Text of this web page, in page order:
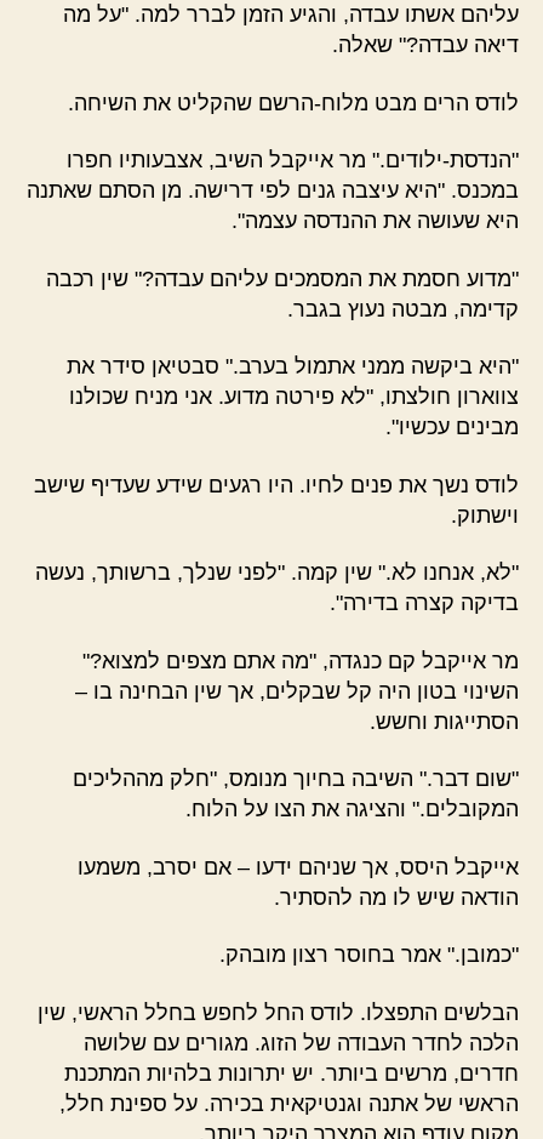
עליהם אשתו עבדה, והגיע הזמן לברר למה. "על מה
דיאה עבדה?" שאלה.
לודס הרים מבט מלוח-הרשם שהקליט את השיחה.
"הנדסת-ילודים." מר אייקבל השיב, אצבעותיו חפרו
במכנס. "היא עיצבה גנים לפי דרישה. מן הסתם שאתנה
היא שעושה את ההנדסה עצמה".
"מדוע חסמת את המסמכים עליהם עבדה?" שין רכבה
קדימה, מבטה נעוץ בגבר.
"היא ביקשה ממני אתמול בערב." סבטיאן סידר את
צווארון חולצתו, "לא פירטה מדוע. אני מניח שכולנו
מבינים עכשיו".
לודס נשך את פנים לחיו. היו רגעים שידע שעדיף שישב
וישתוק.
"לא, אנחנו לא." שין קמה. "לפני שנלך, ברשותך, נעשה
בדיקה קצרה בדירה".
מר אייקבל קם כנגדה, "מה אתם מצפים למצוא?"
השינוי בטון היה קל שבקלים, אך שין הבחינה בו –
הסתייגות וחשש.
"שום דבר." השיבה בחיוך מנומס, "חלק מההליכים
המקובלים." והציגה את הצו על הלוח.
אייקבל היסס, אך שניהם ידעו – אם יסרב, משמעו
הודאה שיש לו מה להסתיר.
"כמובן." אמר בחוסר רצון מובהק.
הבלשים התפצלו. לודס החל לחפש בחלל הראשי, שין
הלכה לחדר העבודה של הזוג. מגורים עם שלושה
חדרים, מרשים ביותר. יש יתרונות בלהיות המתכנת
הראשי של אתנה וגנטיקאית בכירה. על ספינת חלל,
מקום עודף הוא המצרך היקר ביותר.